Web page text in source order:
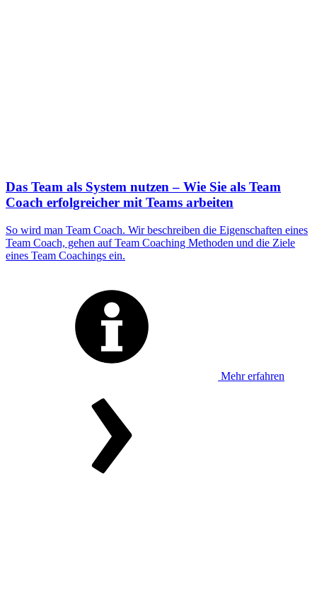
Das Team als System nutzen – Wie Sie als Team
Coach erfolgreicher mit Teams arbeiten
So wird man Team Coach. Wir beschreiben die Eigenschaften eines
Team Coach, gehen auf Team Coaching Methoden und die Ziele
eines Team Coachings ein.
Mehr erfahren